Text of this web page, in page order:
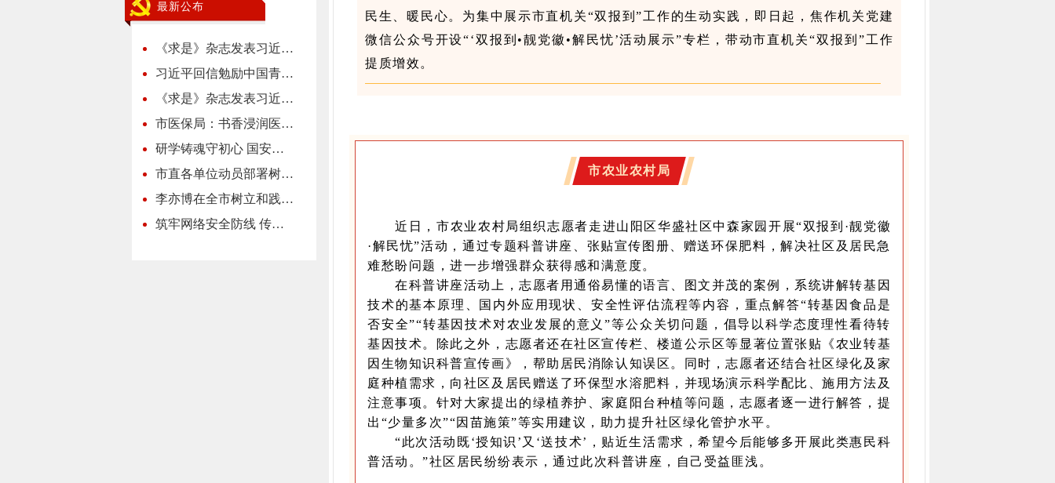
最新公布
《求是》杂志发表习近…
习近平回信勉励中国青…
《求是》杂志发表习近…
市医保局：书香浸润医…
研学铸魂守初心 国安…
市直各单位动员部署树…
李亦博在全市树立和践…
筑牢网络安全防线 传…
民生、暖民心。为集中展示市直机关“双报到”工作的生动实践，即日起，焦作机关党建
微信公众号开设“‘双报到•靓党徽•解民忧’活动展示”专栏，带动市直机关“双报到”工作
提质增效。
市农业农村局
近日，市农业农村局组织志愿者走进山阳区华盛社区中森家园开展“双报到·靓党徽
·解民忧”活动，通过专题科普讲座、张贴宣传图册、赠送环保肥料，解决社区及居民急
难愁盼问题，进一步增强群众获得感和满意度。
在科普讲座活动上，志愿者用通俗易懂的语言、图文并茂的案例，系统讲解转基因
技术的基本原理、国内外应用现状、安全性评估流程等内容，重点解答“转基因食品是
否安全”“转基因技术对农业发展的意义”等公众关切问题，倡导以科学态度理性看待转
基因技术。除此之外，志愿者还在社区宣传栏、楼道公示区等显著位置张贴《农业转基
因生物知识科普宣传画》，帮助居民消除认知误区。同时，志愿者还结合社区绿化及家
庭种植需求，向社区及居民赠送了环保型水溶肥料，并现场演示科学配比、施用方法及
注意事项。针对大家提出的绿植养护、家庭阳台种植等问题，志愿者逐一进行解答，提
出“少量多次”“因苗施策”等实用建议，助力提升社区绿化管护水平。
“此次活动既‘授知识’又‘送技术’，贴近生活需求，希望今后能够多开展此类惠民科
普活动。”社区居民纷纷表示，通过此次科普讲座，自己受益匪浅。